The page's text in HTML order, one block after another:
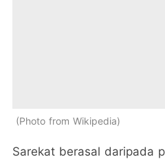
Photo from Wikipedia
Sarekat berasal daripada